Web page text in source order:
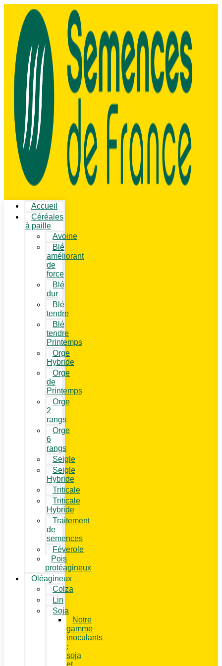
Accueil
Céréales
à paille
Avoine
Blé
améliorant
de
force
Blé
dur
Blé
tendre
Blé
tendre
Printemps
Orge
Hybride
Orge
de
Printemps
Orge
2
rangs
Orge
6
rangs
Seigle
Seigle
Hybride
Triticale
Triticale
Hybride
Traitement
de
semences
Féverole
Pois
protéagineux
Oléagineux
Colza
Lin
Soja
Notre
gamme
inoculants
:
soja
et